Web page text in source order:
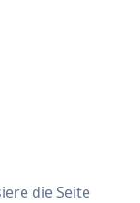
die Seite